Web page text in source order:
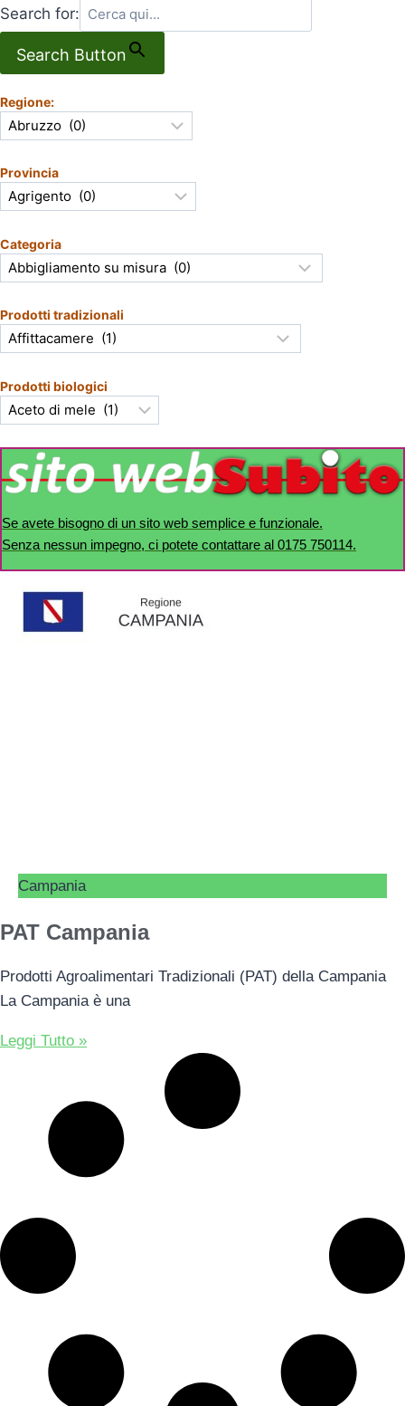
Search for:
Search Button
Regione:
Provincia
Categoria
Prodotti tradizionali
Prodotti biologici
Se avete bisogno di un sito web semplice e funzionale.
Senza nessun impegno, ci potete contattare al 0175 750114.
Campania
PAT Campania
Prodotti Agroalimentari Tradizionali (PAT) della Campania
La Campania è una
Leggi Tutto »